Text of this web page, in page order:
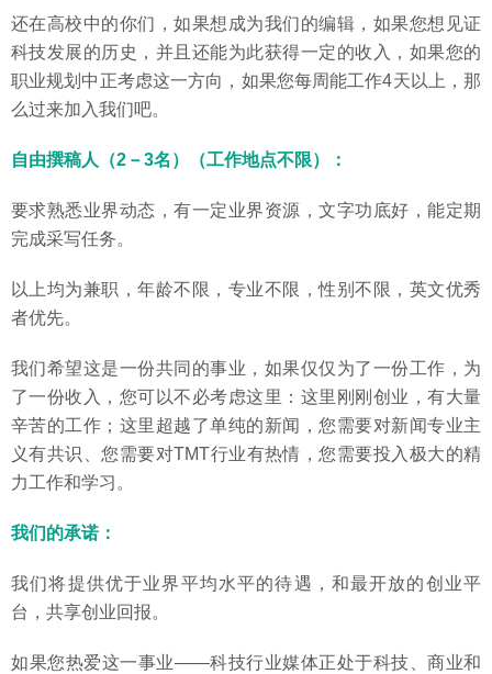
还在高校中的你们，如果想成为我们的编辑，如果您想见证
科技发展的历史，并且还能为此获得一定的收入，如果您的
职业规划中正考虑这一方向，如果您每周能工作4天以上，那
么过来加入我们吧。
自由撰稿人（2－3名）（工作地点不限）：
要求熟悉业界动态，有一定业界资源，文字功底好，能定期
完成采写任务。
以上均为兼职，年龄不限，专业不限，性别不限，英文优秀
者优先。
我们希望这是一份共同的事业，如果仅仅为了一份工作，为
了一份收入，您可以不必考虑这里：这里刚刚创业，有大量
辛苦的工作；这里超越了单纯的新闻，您需要对新闻专业主
义有共识、您需要对TMT行业有热情，您需要投入极大的精
力工作和学习。
我们的承诺：
我们将提供优于业界平均水平的待遇，和最开放的创业平
台，共享创业回报。
如果您热爱这一事业——科技行业媒体正处于科技、商业和